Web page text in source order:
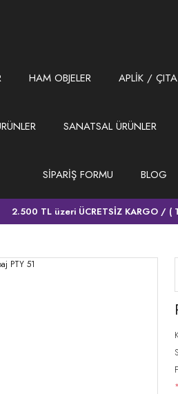
HAM OBJELER APLİK / ÇITA
SANATSAL ÜRÜNLER
SİPARİŞ FORMU BLOG
2.500 TL üzeri ÜCRETSİZ KARGO / (